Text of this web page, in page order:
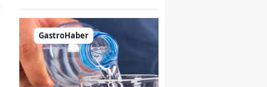
GastroHaber